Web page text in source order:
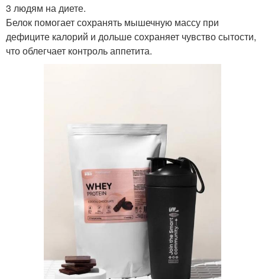
3 людям на диете.
Белок помогает сохранять мышечную массу при
дефиците калорий и дольше сохраняет чувство сытости,
что облегчает контроль аппетита.